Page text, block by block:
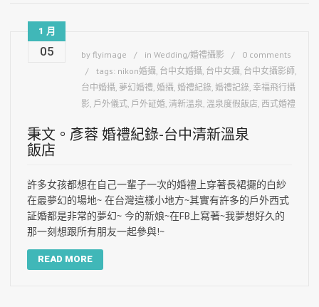
1 月
05 by flyimage in Wedding/婚禮攝影
0 comments
tags: nikon婚攝, 台中女婚攝, 台中女攝, 台中女攝影師,
台中婚攝, 夢幻婚禮, 婚攝, 婚禮紀錄, 婚禮記錄, 幸福飛行攝
影, 戶外儀式, 戶外証婚, 清新溫泉, 溫泉度假飯店, 西式婚禮
秉文。彥蓉 婚禮紀錄-台中清新溫泉
飯店
許多女孩都想在自己一輩子一次的婚禮上穿著長裙擺的白紗
在最夢幻的場地~ 在台灣這樣小地方~其實有許多的戶外西式
証婚都是非常的夢幻~ 今的新娘~在FB上寫著~我夢想好久的
那一刻想跟所有朋友一起參與!~
READ MORE